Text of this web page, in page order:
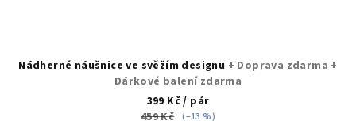
Nádherné náušnice ve svěžím designu + Doprava zdarma +
Dárkové balení zdarma
399 Kč/ pár
459 Kč (–13 %)